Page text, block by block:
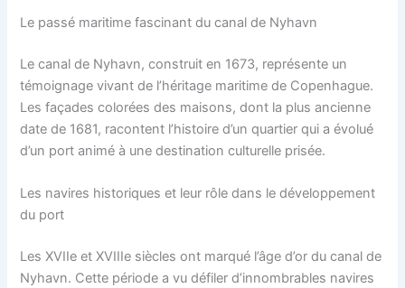
Le passé maritime fascinant du canal de Nyhavn
Le canal de Nyhavn, construit en 1673, représente un
témoignage vivant de l’héritage maritime de Copenhague.
Les façades colorées des maisons, dont la plus ancienne
date de 1681, racontent l’histoire d’un quartier qui a évolué
d’un port animé à une destination culturelle prisée.
Les navires historiques et leur rôle dans le développement
du port
Les XVIIe et XVIIIe siècles ont marqué l’âge d’or du canal de
Nyhavn. Cette période a vu défiler d’innombrables navires